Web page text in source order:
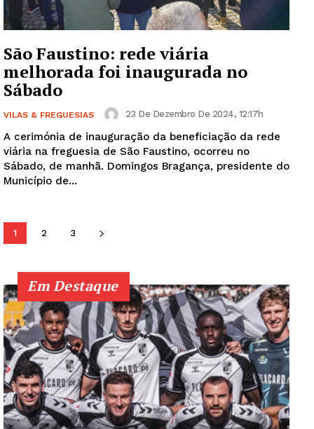
SUBSCREVA JÁ!
Institucional
Artigos
Edição Digital
Europa
Quero ser Assinante
São Faustino: rede viária
melhorada foi inaugurada no
Sábado
VILAS & FREGUESIAS 23 De Dezembro De 2024, 12:17h
A cerimónia de inauguração da beneficiação da rede
viária na freguesia de São Faustino, ocorreu no
Sábado, de manhã. Domingos Bragança, presidente do
Município de...
1 2 3
Em Destaque